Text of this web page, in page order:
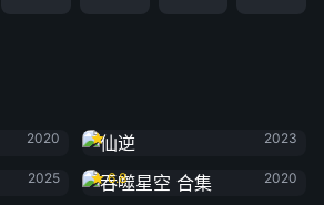
2020
2023
2025
吞噬星空 合集
6.8
2020
牧神记 年番